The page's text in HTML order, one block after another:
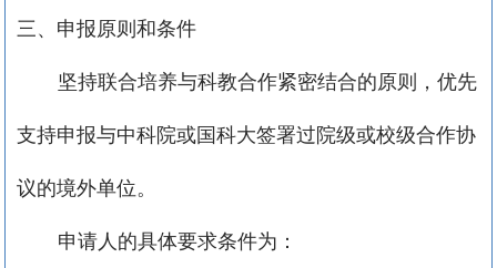
三、申报原则和条件
坚持联合培养与科教合作紧密结合的原则，优先
支持申报与中科院或国科大签署过院级或校级合作协
议的境外单位。
申请人的具体要求条件为：